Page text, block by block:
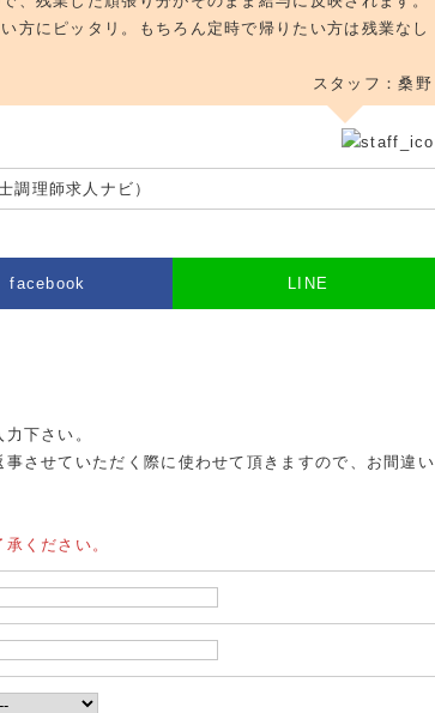
方にピッタリ。もちろん定時で帰りたい方は残業なし
スタッフ：桑野
調理師求人ナビ）
facebook LINE
下さい。
させていただく際に使わせて頂きますので、お間違い
ください。